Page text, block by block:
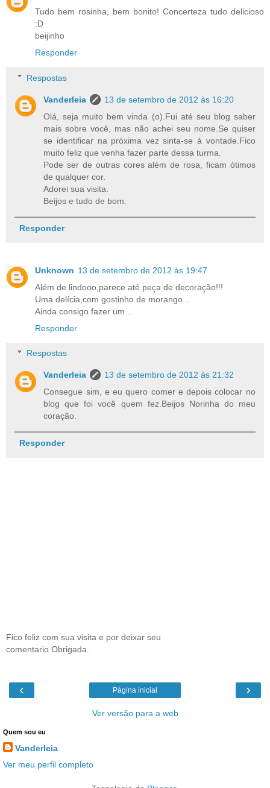
Tudo bem rosinha, bem bonito! Concerteza tudo delicioso
:D
beijinho
Responder
Respostas
Vanderleia
13 de setembro de 2012 às 16:20
Olá, seja muito bem vinda (o).Fui até seu blog saber
mais sobre você, mas não achei seu nome.Se quiser
se identificar na próxima vez sinta-se à vontade.Fico
muito feliz que venha fazer parte dessa turma.
Pode ser de outras cores além de rosa, ficam ótimos
de qualquer cor.
Adorei sua visita.
Beijos e tudo de bom.
Responder
Unknown 13 de setembro de 2012 às 19:47
Além de lindooo,parece até peça de decoração!!!
Uma delícia,com gostinho de morango...
Ainda consigo fazer um ...
Responder
Respostas
Vanderleia
13 de setembro de 2012 às 21:32
Consegue sim, e eu quero comer e depois colocar no
blog que foi você quem fez.Beijos Norinha do meu
coração.
Responder
Fico feliz com sua visita e por deixar seu
comentario.Obrigada.
‹ ›
Página inicial
Ver versão para a web
Quem sou eu
Vanderleia
Ver meu perfil completo